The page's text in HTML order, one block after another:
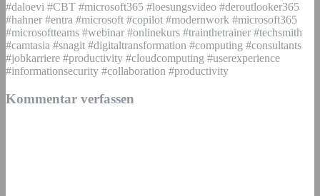
#daloevi #CBT #microsoft365 #loesungsvideo #deroutlooker365
#hahner #entra #microsoft #copilot #modernwork #microsoft365
#microsoftteams #webinar #onlinekurs #trainthetrainer #techsmith
#camtasia #snagit #digitaltransformation #computing #consultants
#jobkarriere #productivity #cloudcomputing #userexperience
#informationsecurity #collaboration #productivity
Kommentar verfassen